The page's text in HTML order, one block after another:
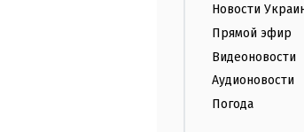
Новости
Прямой эфир
Видеоновости
Аудионовости
Погода